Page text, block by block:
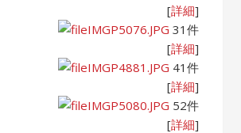
[詳細]
IMGP5076.JPG 31件
[詳細]
IMGP4881.JPG 41件
[詳細]
IMGP5080.JPG 52件
[詳細]